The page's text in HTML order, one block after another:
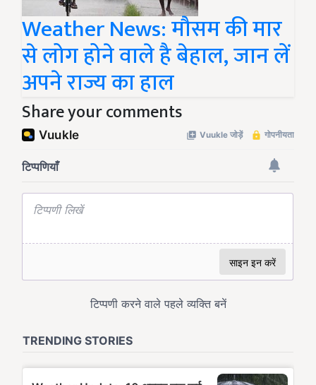
Weather News: मौसम की मार
से लोग होने वाले है बेहाल, जान लें
अपने राज्य का हाल
Share your comments